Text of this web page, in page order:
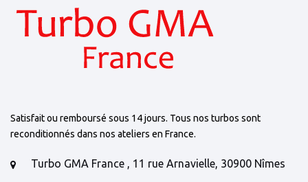
Satisfait ou remboursé sous 14 jours. Tous nos turbos sont
reconditionnés dans nos ateliers en France.
Turbo GMA France , 11 rue Arnavielle, 30900 Nîmes